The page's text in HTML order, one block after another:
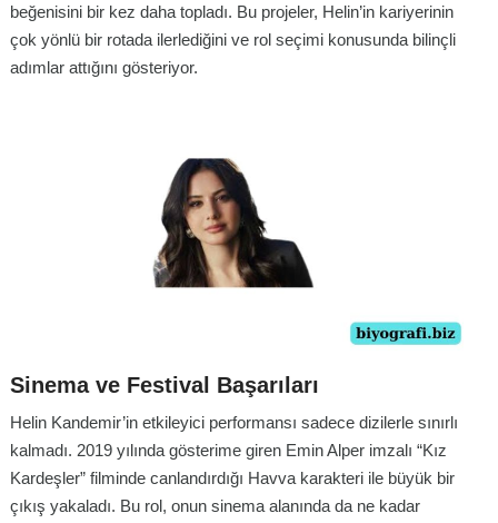
beğenisini bir kez daha topladı. Bu projeler, Helin’in kariyerinin
çok yönlü bir rotada ilerlediğini ve rol seçimi konusunda bilinçli
adımlar attığını gösteriyor.
Sinema ve Festival Başarıları
Helin Kandemir’in etkileyici performansı sadece dizilerle sınırlı
kalmadı. 2019 yılında gösterime giren Emin Alper imzalı “Kız
Kardeşler” filminde canlandırdığı Havva karakteri ile büyük bir
çıkış yakaladı. Bu rol, onun sinema alanında da ne kadar